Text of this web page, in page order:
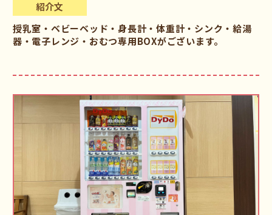
紹介文
授乳室・ベビーベッド・身長計・体重計・シンク・給湯
器・電子レンジ・おむつ専用BOXがございます。